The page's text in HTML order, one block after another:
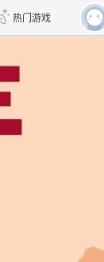
热门游戏